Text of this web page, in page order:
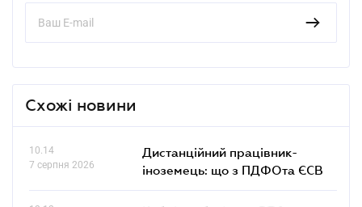
Схожі новини
10.14
7 серпня 2026
Дистанційний працівник-
іноземець: що з ПДФОта ЄСВ